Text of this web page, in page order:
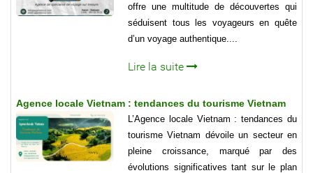
offre une multitude de découvertes qui
séduisent tous les voyageurs en quête
d’un voyage authentique....
Lire la suite
Agence locale Vietnam : tendances du tourisme Vietnam
L’Agence locale Vietnam : tendances du
tourisme Vietnam dévoile un secteur en
pleine croissance, marqué par des
évolutions significatives tant sur le plan